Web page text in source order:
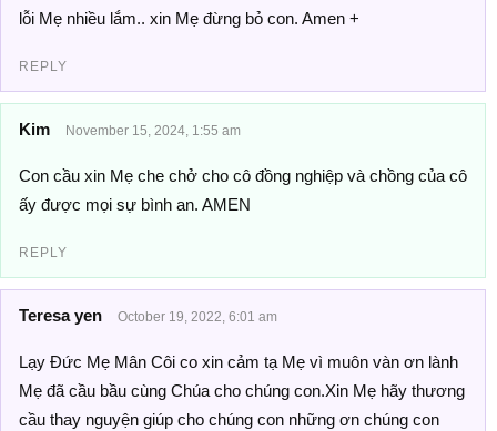
lỗi Mẹ nhiều lắm.. xin Mẹ đừng bỏ con. Amen +
REPLY
Kim November 15, 2024, 1:55 am
Con cầu xin Mẹ che chở cho cô đồng nghiệp và chồng của cô
ấy được mọi sự bình an. AMEN
REPLY
Teresa yen October 19, 2022, 6:01 am
Lạy Đức Mẹ Mân Côi co xin cảm tạ Mẹ vì muôn vàn ơn lành
Mẹ đã cầu bầu cùng Chúa cho chúng con.Xin Mẹ hãy thương
cầu thay nguyện giúp cho chúng con những ơn chúng con